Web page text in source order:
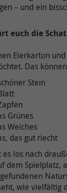
– und ein
euch die
Eierkarton
Das
Stein
Grünes
Weiches
das gut riecht
es los nach
dem Spielplatz,
wie vielfältig